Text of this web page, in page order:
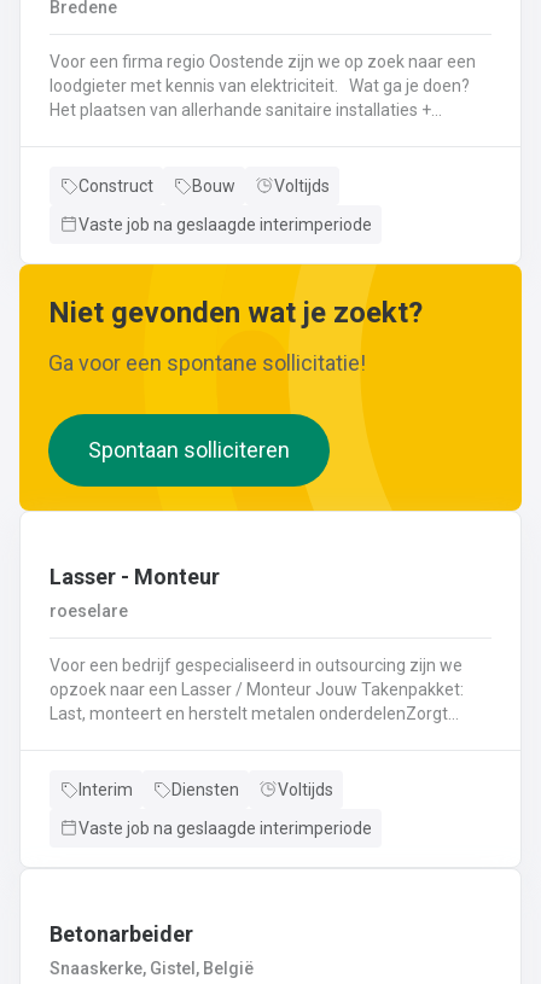
wijzigingen aan leidingen aanbrengen.Werken met
Bredene
Voor een firma regio Oostende zijn we op zoek naar een
loodgieter met kennis van elektriciteit. Wat ga je doen?
Het plaatsen van allerhande sanitaire installaties +
sanitaire toestellenBij Klanten herstellingen gaan
Neem gerust de vacature even door! Indien je nog vragen
Construct Bouw
Voltijds
Vaste job na geslaagde interimperiode
Niet gevonden wat je zoekt?
Ga voor een spontane sollicitatie!
Spontaan solliciteren
Lasser - Monteur
roeselare
Voor een bedrijf gespecialiseerd in outsourcing zijn we
opzoek naar een Lasser / Monteur Jouw Takenpakket:
Last, monteert en herstelt metalen onderdelenZorgt
gemakBepaalt en past de juiste lastechniek toe
kwaliteitsgericht volgens veiligheidsvoorschriftenDraagt
Interim Diensten
Voltijds
Vaste job na geslaagde interimperiode
Betonarbeider
Snaaskerke, Gistel, België